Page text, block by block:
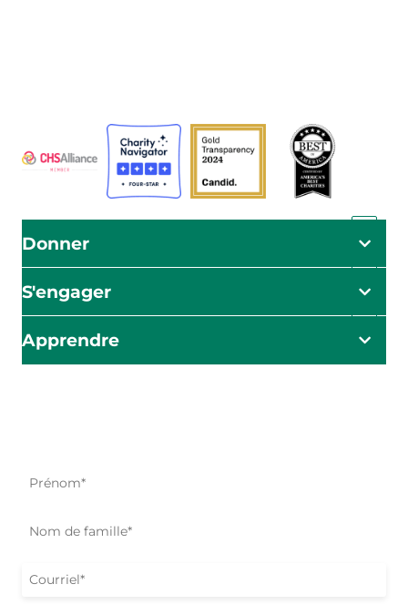
Donner
S'engager
Apprendre